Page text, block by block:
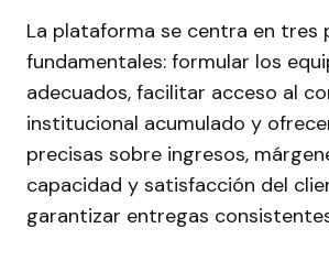
La plataforma se centra en tres
fundamentales: formular los
adecuados, facilitar acceso al
institucional acumulado y
precisas sobre ingresos,
capacidad y satisfacción del
garantizar entregas